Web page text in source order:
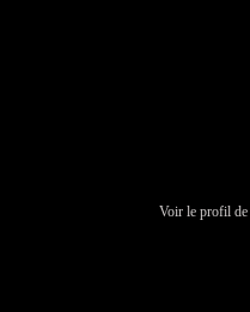
Voir le profil de